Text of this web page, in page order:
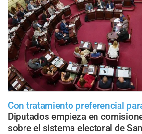
Con tratamiento preferencial
Diputados empieza en
sobre el sistema electoral de